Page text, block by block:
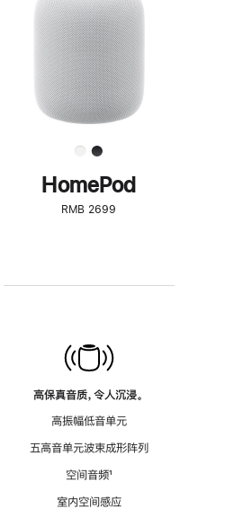
了
解
HomePod<
HomePod
RMB 2699
高保真音质，令人沉浸。
高振幅低音单元
五高音单元波束成形阵列
空间音频脚
¹
室内空间感应